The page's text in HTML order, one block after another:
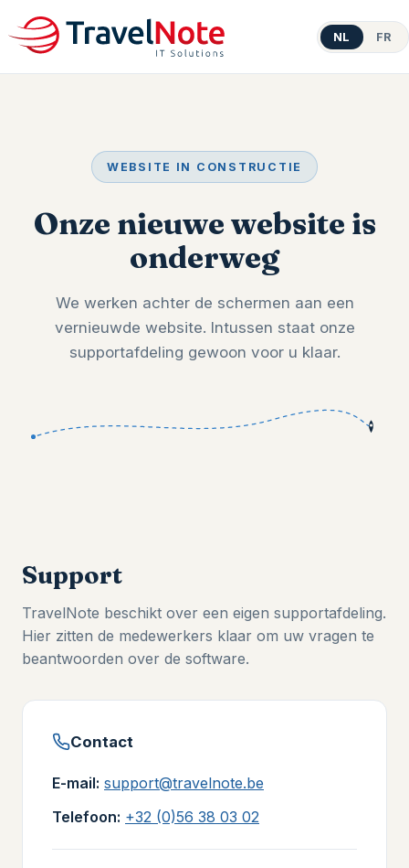
NL FR
WEBSITE IN CONSTRUCTIE
Onze nieuwe website is
onderweg
We werken achter de schermen aan een
vernieuwde website. Intussen staat onze
supportafdeling gewoon voor u klaar.
Support
TravelNote beschikt over een eigen supportafdeling.
Hier zitten de medewerkers klaar om uw vragen te
beantwoorden over de software.
Contact
E-mail: support@travelnote.be
Telefoon: +32 (0)56 38 03 02